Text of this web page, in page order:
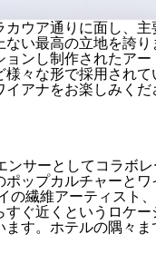
ウア通りに面し、主
い最高の立地を誇り
ンし制作されたアー
々な形で採用されて
アナをお楽しみくだ
サーとしてコラボ
ップカルチャーと
の繊維アーティスト
ぐ近くというロケ
す。ホテルの隅々